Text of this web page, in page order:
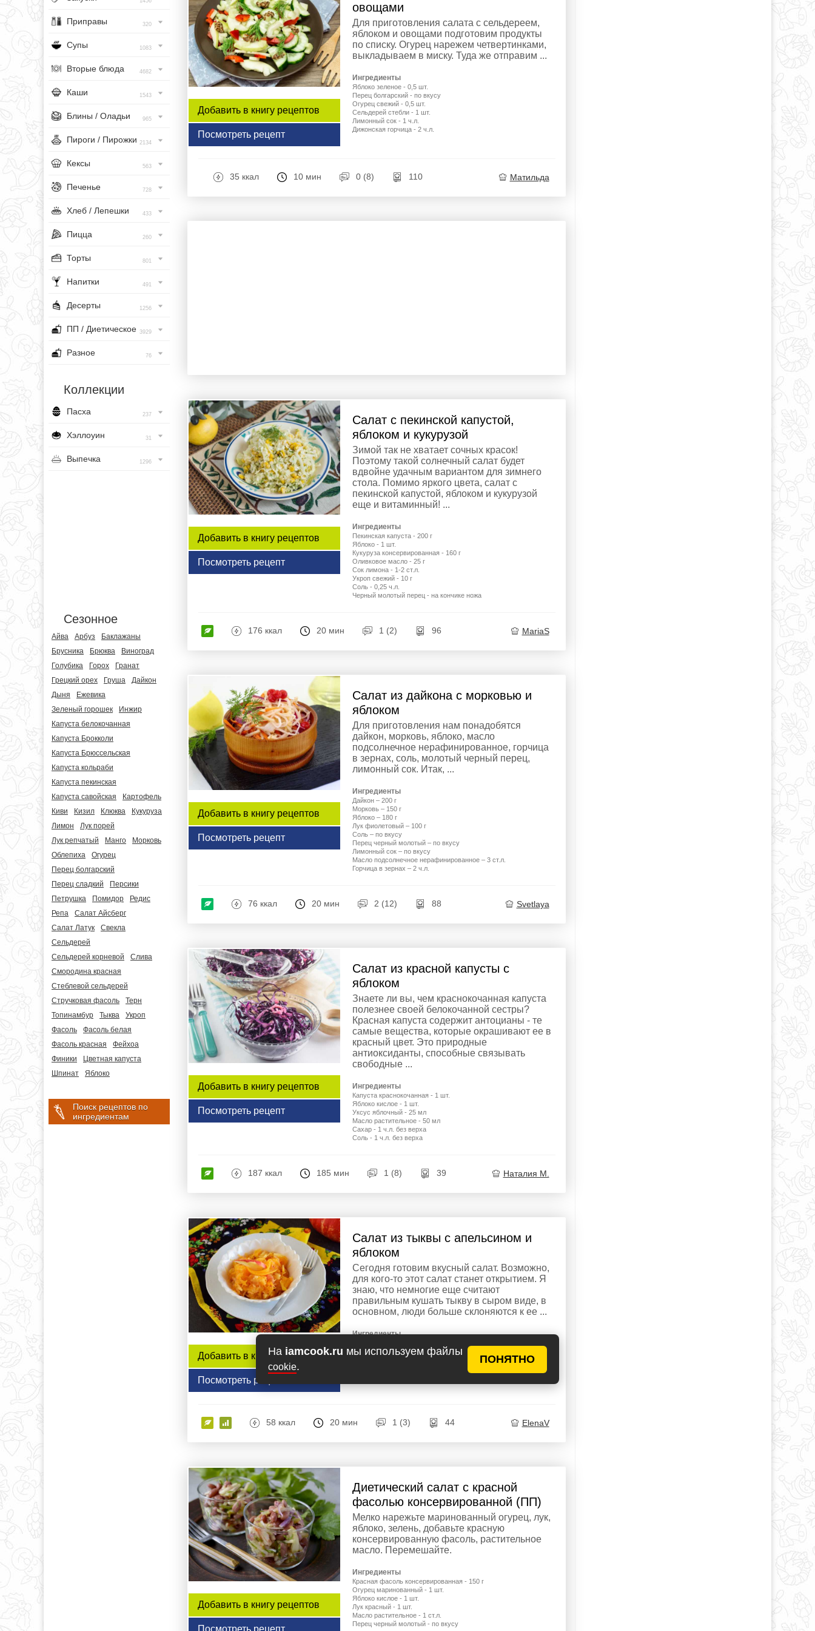
На iamcook.ru мы используем файлы
cookie.
ПОНЯТНО
Приправы 320
Супы 1083
Вторые блюда 4682
Каши 1543
Блины / Оладьи 965
Пироги / Пирожки 2134
Кексы 563
Печенье 728
Хлеб / Лепешки 433
Пицца 260
Торты 801
Напитки 491
Десерты 1256
ПП / Диетическое 3929
Разное 76
Коллекции
Пасха 237
Хэллоуин 31
Выпечка 1296
Сезонное
Айва Арбуз
Баклажаны
Брусника
Брюква
Виноград
Голубика
Горох
Гранат
Грецкий орех
Груша
Дайкон
Дыня
Ежевика
Зеленый горошек
Инжир
Капуста белокочанная
Капуста Брокколи
Капуста Брюссельская
Капуста кольраби
Капуста пекинская
Капуста савойская
Картофель
Киви
Кизил Клюква
Кукуруза
Лимон
Лук порей
Лук репчатый
Манго
Морковь
Облепиха
Огурец
Перец болгарский
Перец сладкий
Персики
Петрушка
Помидор
Редис
Репа
Салат Айсберг
Салат Латук
Свекла
Сельдерей
Сельдерей корневой
Слива
Смородина красная
Стеблевой сельдерей
Стручковая фасоль
Терн
Топинамбур
Тыква
Укроп
Фасоль
Фасоль белая
Фасоль красная
Фейхоа
Финики
Цветная капуста
Шпинат
Яблоко
Поиск рецептов по
ингредиентам
Добавить в книгу рецептов
Посмотреть рецепт
овощами
Для приготовления салата с сельдереем,
яблоком и овощами подготовим продукты
по списку. Огурец нарежем четвертинками,
выкладываем в миску. Туда же отправим ...
Ингредиенты
Яблоко зеленое - 0,5 шт.
Перец болгарский - по вкусу
Огурец свежий - 0,5 шт.
Сельдерей стебли - 1 шт.
Лимонный сок - 1 ч.л.
Дижонская горчица - 2 ч.л.
35 ккал 10 мин 0 (8) 110 Матильда
Добавить в книгу рецептов
Посмотреть рецепт
Салат с пекинской капустой,
яблоком и кукурузой
Зимой так не хватает сочных красок!
Поэтому такой солнечный салат будет
вдвойне удачным вариантом для зимнего
стола. Помимо яркого цвета, салат с
пекинской капустой, яблоком и кукурузой
еще и витаминный! ...
Ингредиенты
Пекинская капуста - 200 г
Яблоко - 1 шт.
Кукуруза консервированная - 160 г
Оливковое масло - 25 г
Сок лимона - 1-2 ст.л.
Укроп свежий - 10 г
Соль - 0,25 ч.л.
Черный молотый перец - на кончике ножа
176 ккал 20 мин 1 (2) 96 MariaS
Добавить в книгу рецептов
Посмотреть рецепт
Салат из дайкона с морковью и
яблоком
Для приготовления нам понадобятся
дайкон, морковь, яблоко, масло
подсолнечное нерафинированное, горчица
в зернах, соль, молотый черный перец,
лимонный сок. Итак, ...
Ингредиенты
Дайкон – 200 г
Морковь – 150 г
Яблоко – 180 г
Лук фиолетовый – 100 г
Соль – по вкусу
Перец черный молотый – по вкусу
Лимонный сок – по вкусу
Масло подсолнечное нерафинированное – 3 ст.л.
Горчица в зернах – 2 ч.л.
76 ккал 20 мин 2 (12) 88 Svetlaya
Добавить в книгу рецептов
Посмотреть рецепт
Салат из красной капусты с
яблоком
Знаете ли вы, чем краснокочанная капуста
полезнее своей белокочанной сестры?
Красная капуста содержит антоцианы - те
самые вещества, которые окрашивают ее в
красный цвет. Это природные
антиоксиданты, способные связывать
свободные ...
Ингредиенты
Капуста краснокочанная - 1 шт.
Яблоко кислое - 1 шт.
Уксус яблочный - 25 мл
Масло растительное - 50 мл
Сахар - 1 ч.л. без верха
Соль - 1 ч.л. без верха
187 ккал 185 мин 1 (8) 39 Наталия М.
Добавить в книгу рецептов
Посмотреть рецепт
Салат из тыквы с апельсином и
яблоком
Сегодня готовим вкусный салат. Возможно,
для кого-то этот салат станет открытием. Я
знаю, что немногие еще считают
правильным кушать тыкву в сыром виде, в
основном, люди больше склоняются к ее ...
Ингредиенты
Яблоко - 1 шт.
58 ккал 20 мин 1 (3) 44 ElenaV
Добавить в книгу рецептов
Диетический салат с красной
фасолью консервированной (ПП)
Мелко нарежьте маринованный огурец, лук,
яблоко, зелень, добавьте красную
консервированную фасоль, растительное
масло. Перемешайте.
Ингредиенты
Красная фасоль консервированная - 150 г
Огурец маринованный - 1 шт.
Яблоко кислое - 1 шт.
Лук красный - 1 шт.
Масло растительное - 1 ст.л.
Перец черный молотый - по вкусу